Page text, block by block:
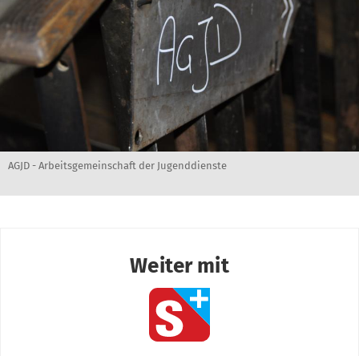
AGJD - Arbeitsgemeinschaft der Jugenddienste